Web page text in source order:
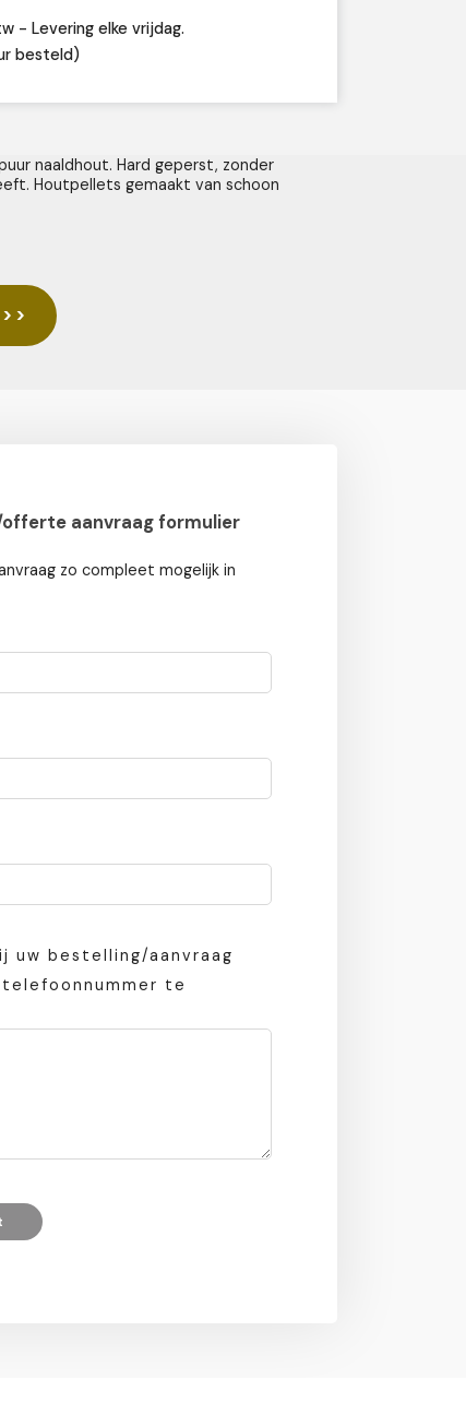
- Levering elke vrijdag.
besteld)
naaldhout. Hard geperst, zonder
Houtpellets gemaakt van schoon
aanvraag formulier
zo compleet mogelijk in
uw bestelling/aanvraag
te